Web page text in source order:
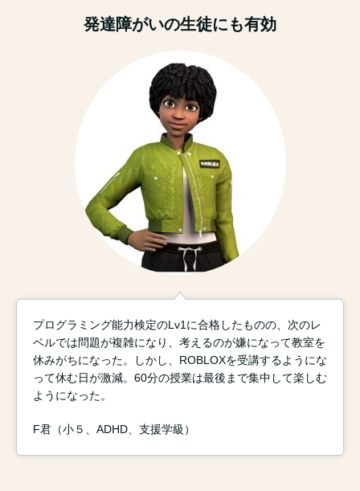
発達障がいの生徒にも有効
プログラミング能力検定のLv1に合格したものの、次のレ
ベルでは問題が複雑になり、考えるのが嫌になって教室を
休みがちになった。しかし、ROBLOXを受講するようにな
って休む日が激減。60分の授業は最後まで集中して楽しむ
ようになった。
F君（小５、ADHD、支援学級）